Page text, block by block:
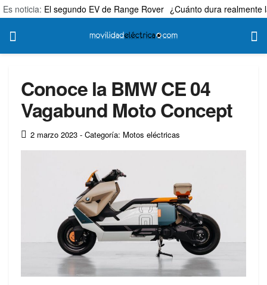
Es noticia: El segundo EV de Range Rover ¿Cuánto dura realmente
Conoce la BMW CE 04
Vagabund Moto Concept
2 marzo 2023 - Categoría: Motos eléctricas